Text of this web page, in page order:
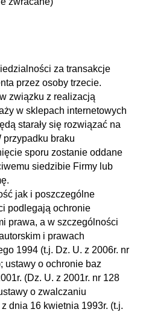
za transakcje
przez osoby trzecie.
związku z realizacją
w sklepach internetowych
starały się rozwiązać na
przypadku braku
sporu zostanie oddane
siedzibie Firmy lub
jak i poszczególne
podlegają ochronie
prawa, a w szczególności
i prawach
1994 (t.j. Dz. U. z 2006r. nr
ustawy o ochronie baz
(Dz. U. z 2001r. nr 128
o zwalczaniu
dnia 16 kwietnia 1993r. (t.j.